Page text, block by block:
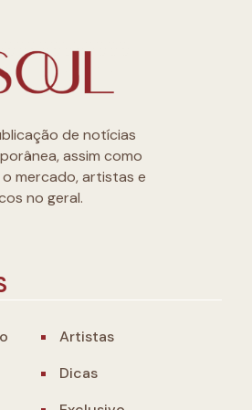
de notícias
assim como
mercado, artistas e
no geral.
Artistas
Dicas